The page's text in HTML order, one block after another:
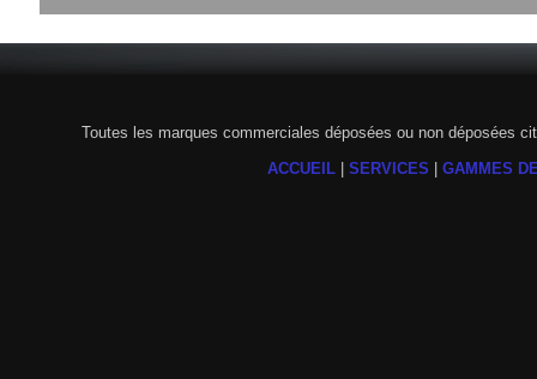
Toutes les marques commerciales déposées ou non déposées
ACCUEIL
SERVICES GAMMES